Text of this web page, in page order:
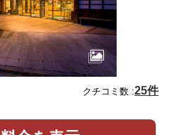
クチコミ数 :25件